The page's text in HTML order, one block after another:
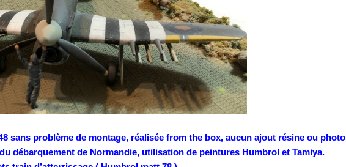
sans problème de montage, réalisée from the box, aucun ajout résine ou photo
débarquement de Normandie, utilisation de peintures Humbrol et Tamiya.